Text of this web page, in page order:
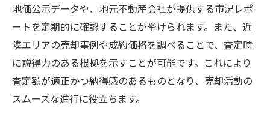
地価公示データや、地元不動産会社が提供する市況レポ
ートを定期的に確認することが挙げられます。また、近
隣エリアの売却事例や成約価格を調べることで、査定時
に説得力のある根拠を示すことが可能です。これにより
査定額が適正かつ納得感のあるものとなり、売却活動の
スムーズな進行に役立ちます。